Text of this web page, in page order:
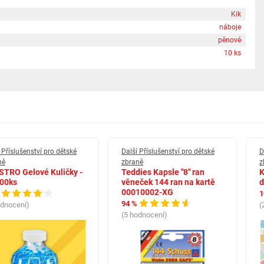
Kik
náboje
pěnové
10 ks
pro dětské
Gelové Kuličky -
Další Příslušenství pro dětské
zbraně
Teddies Kapsle "8" ran
věneček 144 ran na kartě
00010002-XG
94 %
(5 hodnocení)